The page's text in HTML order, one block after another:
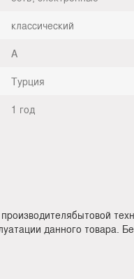
классический
A
Турция
1 год
данного товара.